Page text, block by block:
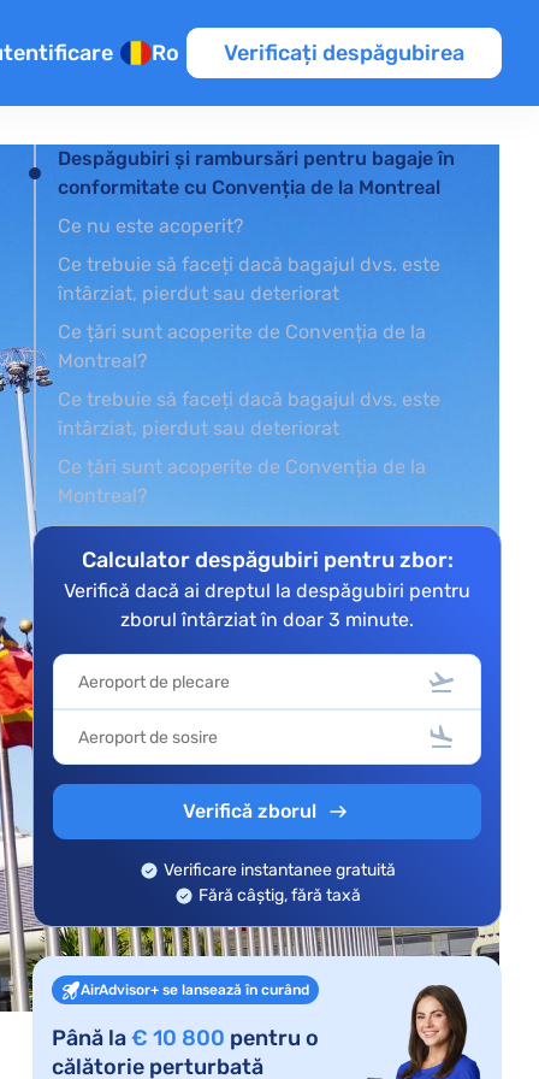
Ro Verificați despăgubirea
Despăgubiri și rambursări pentru bagaje în
conformitate cu Convenția de la Montreal
Ce nu este acoperit?
Ce trebuie să faceți dacă bagajul dvs. este
întârziat, pierdut sau deteriorat
Ce țări sunt acoperite de Convenția de la
Montreal?
Ce trebuie să faceți dacă bagajul dvs. este
întârziat, pierdut sau deteriorat
Ce țări sunt acoperite de Convenția de la
Montreal?
Calculator despăgubiri pentru zbor:
Verifică dacă ai dreptul la despăgubiri pentru
zborul întârziat în doar 3 minute.
Verifică zborul
Verificare instantanee gratuită
Fără câștig, fără taxă
AirAdvisor+ se lansează în curând
Până la€ 10 800 pentru o
călătorie perturbată